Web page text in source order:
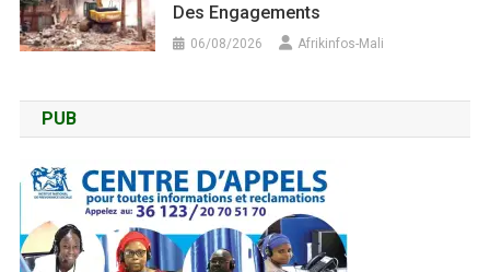
Des Engagements
06/08/2026 Afrikinfos-Mali
PUB